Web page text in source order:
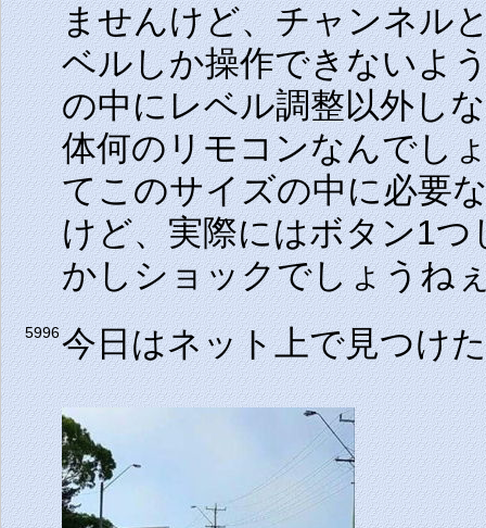
ませんけど、チャンネル
ベルしか操作できないよ
の中にレベル調整以外し
体何のリモコンなんでし
てこのサイズの中に必要
けど、実際にはボタン1
かしショックでしょうね
5996 今日はネット上で見つけ